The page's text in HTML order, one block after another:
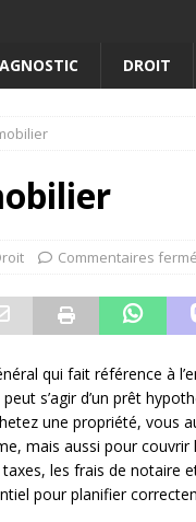
DROIT
Commentaires
qui fait référence à
s’agir d’un prêt
une propriété, vous
mais aussi pour
les frais de notaire
pour planifier